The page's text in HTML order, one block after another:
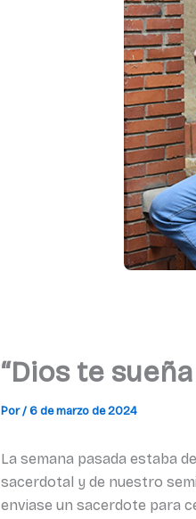
“Dios te
Por/6 de marzo de 2024
La semana pasada estaba
sacerdotal y de nuestro
enviase un sacerdote para